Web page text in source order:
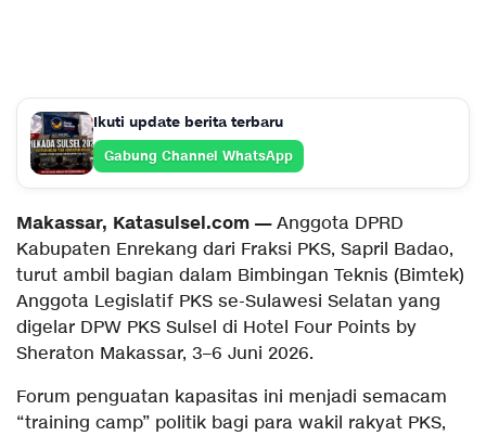
Ikuti update berita terbaru
Gabung Channel WhatsApp
Makassar, Katasulsel.com —Anggota DPRD
Kabupaten Enrekang dari Fraksi PKS, Sapril Badao,
turut ambil bagian dalam Bimbingan Teknis (Bimtek)
Anggota Legislatif PKS se-Sulawesi Selatan yang
digelar DPW PKS Sulsel di Hotel Four Points by
Sheraton Makassar, 3–6 Juni 2026.
Forum penguatan kapasitas ini menjadi semacam
“training camp” politik bagi para wakil rakyat PKS,